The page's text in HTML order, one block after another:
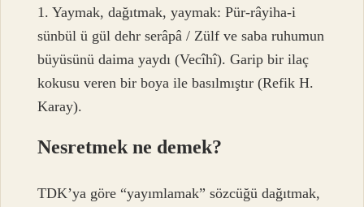
1. Yaymak, dağıtmak, yaymak: Pür-râyiha-i
sünbül ü gül dehr serâpâ / Zülf ve saba ruhumun
büyüsünü daima yaydı (Vecîhî). Garip bir ilaç
kokusu veren bir boya ile basılmıştır (Refik H.
Karay).
Nesretmek ne demek?
TDK’ya göre “yayımlamak” sözcüğü dağıtmak,